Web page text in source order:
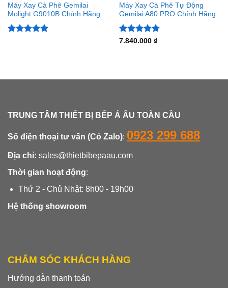
Máy Xay Cà Phê Gemilai
Molight G9010B Chính Hãng
Máy Xay Cà Phê Tự Động
Gemilai A80 PRO Chính Hãng
Được xếp
7.840.000 ₫
TRUNG TÂM THIẾT BỊ BẾP Á ÂU TOÀN CẦU
Số điện thoại tư vấn (Có Zalo): 0923 299 688
Địa chỉ: sales@thietbibepaau.com
Thời gian hoạt động:
Thứ 2 - Chủ Nhật: 8h00 - 19h00
Hệ thống showroom
CHĂM SÓC KHÁCH HÀNG
Hướng dẫn thanh toán